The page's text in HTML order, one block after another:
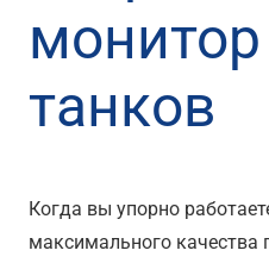
танков
Когда вы упорно
максимального качества